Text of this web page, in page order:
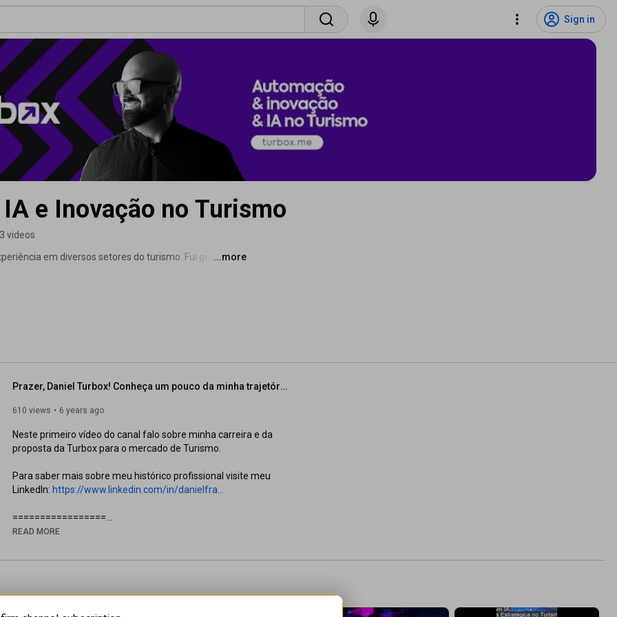
Sign in
e Inovação no Turismo
videos
em diversos setores do turismo. Fui gestor em
Travel (agências de viagens franqueadas), Sete
a rede líder e mundial de viagens de luxo) e TTW
SKIUSA, Selections, Very Latin, também do
...more
Prazer, Daniel Turbox! Conheça um pouco da minha trajetória até aqui.
610 views 6 years ago
Neste primeiro vídeo do canal falo sobre minha carreira e da
proposta da Turbox para o mercado de Turismo.
Para saber mais sobre meu histórico profissional visite meu
LinkedIn: https://www.linkedin.com/in/danielfra...
=================
https://turbox.me/artigos/
READ MORE